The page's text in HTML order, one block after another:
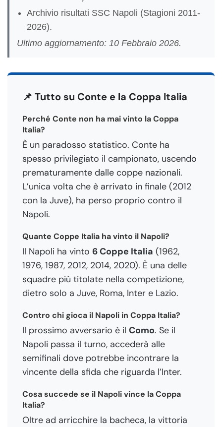
Archivio risultati SSC Napoli (Stagioni 2011-
2026).
Ultimo aggiornamento: 10 Febbraio 2026.
📌 Tutto su Conte e la Coppa Italia
Perché Conte non ha mai vinto la Coppa
Italia?
È un paradosso statistico. Conte ha
spesso privilegiato il campionato, uscendo
prematuramente dalle coppe nazionali.
L’unica volta che è arrivato in finale (2012
con la Juve), ha perso proprio contro il
Napoli.
Quante Coppe Italia ha vinto il Napoli?
Il Napoli ha vinto 6 Coppe Italia (1962,
1976, 1987, 2012, 2014, 2020). È una delle
squadre più titolate nella competizione,
dietro solo a Juve, Roma, Inter e Lazio.
Contro chi gioca il Napoli in Coppa Italia?
Il prossimo avversario è il Como. Se il
Napoli passa il turno, accederà alle
semifinali dove potrebbe incontrare la
vincente della sfida che riguarda l’Inter.
Cosa succede se il Napoli vince la Coppa
Italia?
Oltre ad arricchire la bacheca, la vittoria